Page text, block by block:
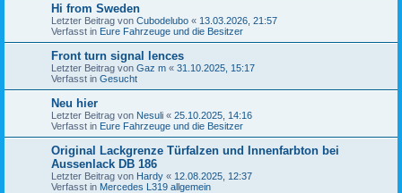
Hi from Sweden
Letzter Beitrag von Cubodelubo « 13.03.2026, 21:57
Verfasst in Eure Fahrzeuge und die Besitzer
Front turn signal lences
Letzter Beitrag von Gaz m « 31.10.2025, 15:17
Verfasst in Gesucht
Neu hier
Letzter Beitrag von Nesuli « 25.10.2025, 14:16
Verfasst in Eure Fahrzeuge und die Besitzer
Original Lackgrenze Türfalzen und Innenfarbton bei
Aussenlack DB 186
Letzter Beitrag von Hardy « 12.08.2025, 12:37
Verfasst in Mercedes L319 allgemein